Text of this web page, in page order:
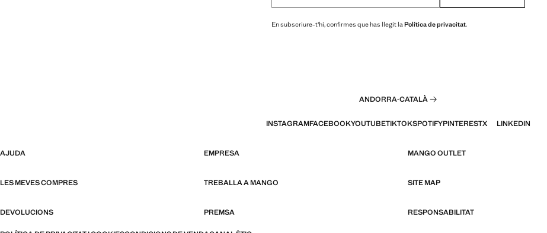
En subscriure-t'hi, confirmes que has llegit laPolítica de privacitat.
ANDORRA·CATALÀ
INSTAGRAMFACEBOOKYOUTUBETIKTOKSPOTIFYPINTERESTX LINKEDIN
AJUDA EMPRESA MANGO OUTLET
LES MEVES COMPRES TREBALLA A MANGO SITE MAP
DEVOLUCIONS PREMSA RESPONSABILITAT